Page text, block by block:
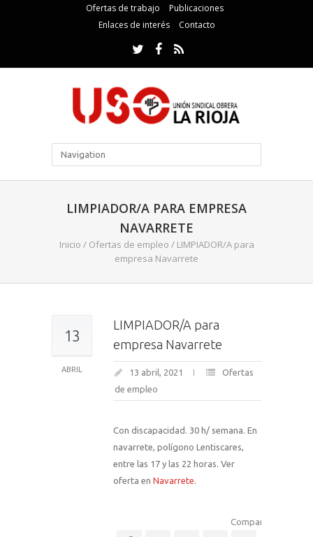
Ofertas de trabajo
Publicaciones
Enlaces de interés
Contacto
LIMPIADOR/A PARA EMPRESA
NAVARRETE
Inicio / Ofertas de empleo / LIMPIADOR/A para
empresa Navarrete
13
ABRIL
LIMPIADOR/A para
empresa Navarrete
13 abril, 2021
Ofertas
de empleo
Con discapacidad. 30 h/ semana. En
navarrete, polígono Lentiscares,
entre las 17 y las 22 horas. Ver
oferta en Navarrete.
Comparte esta